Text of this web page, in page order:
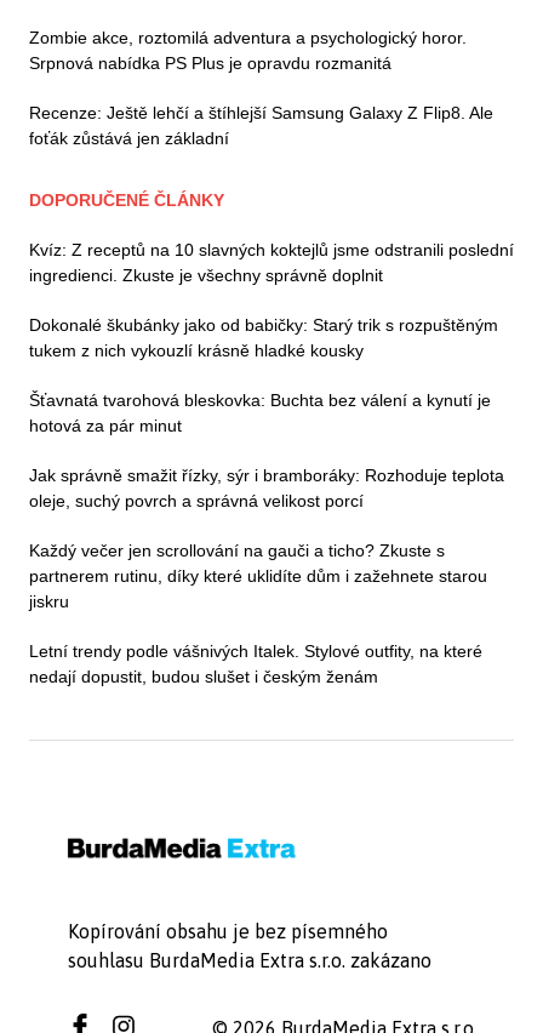
Zombie akce, roztomilá adventura a psychologický horor.
Srpnová nabídka PS Plus je opravdu rozmanitá
Recenze: Ještě lehčí a štíhlejší Samsung Galaxy Z Flip8. Ale
foťák zůstává jen základní
DOPORUČENÉ ČLÁNKY
Kvíz: Z receptů na 10 slavných koktejlů jsme odstranili poslední
ingredienci. Zkuste je všechny správně doplnit
Dokonalé škubánky jako od babičky: Starý trik s rozpuštěným
tukem z nich vykouzlí krásně hladké kousky
Šťavnatá tvarohová bleskovka: Buchta bez válení a kynutí je
hotová za pár minut
Jak správně smažit řízky, sýr i bramboráky: Rozhoduje teplota
oleje, suchý povrch a správná velikost porcí
Každý večer jen scrollování na gauči a ticho? Zkuste s
partnerem rutinu, díky které uklidíte dům i zažehnete starou
jiskru
Letní trendy podle vášnivých Italek. Stylové outfity, na které
nedají dopustit, budou slušet i českým ženám
Kopírování obsahu je bez písemného
souhlasu BurdaMedia Extra s.r.o. zakázano
© 2026 BurdaMedia Extra s.r.o.